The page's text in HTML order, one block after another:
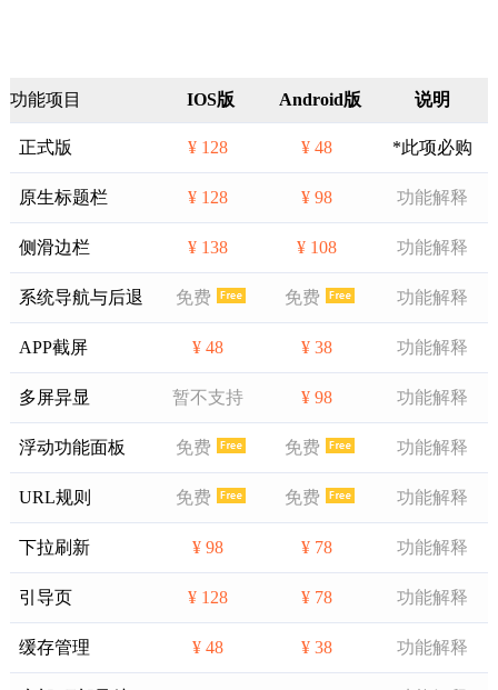
功能项目 IOS版 Android版 说明
正式版 ¥ 128 ¥ 48 *此项必购
原生标题栏 ¥ 128 ¥ 98 功能解释
侧滑边栏 ¥ 138 ¥ 108 功能解释
系统导航与后退 免费 免费 功能解释
APP截屏 ¥ 48 ¥ 38 功能解释
多屏异显 暂不支持 ¥ 98 功能解释
浮动功能面板 免费 免费 功能解释
URL规则 免费 免费 功能解释
下拉刷新 ¥ 98 ¥ 78 功能解释
引导页 ¥ 128 ¥ 78 功能解释
缓存管理 ¥ 48 ¥ 38 功能解释